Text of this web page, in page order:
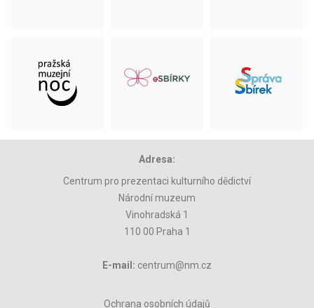
Adresa:
Centrum pro prezentaci kulturního dědictví
Národní muzeum
Vinohradská 1
110 00 Praha 1
E-mail: centrum@nm.cz
Ochrana osobních údajů